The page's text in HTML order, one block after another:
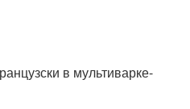
в мультиварке-